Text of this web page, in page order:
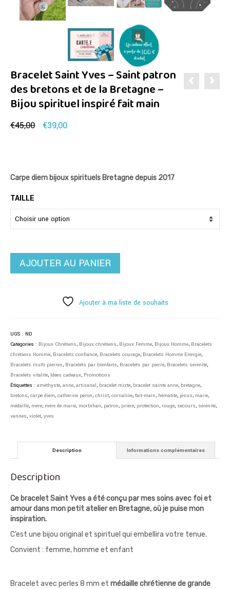
Bracelet Saint Yves – Saint patron
des bretons et de la Bretagne –
Bijou spirituel inspiré fait main
€45,00 Le
€39,00Le
Carpe diem bijoux spirituels Bretagne depuis 2017
TAILLE
AJOUTER AU PANIER
Ajouter à ma liste de souhaits
UGS : ND
Catégories : Bijoux Chrétiens, Bijoux chrétiens, Bijoux Femme, Bijoux Homme, Bracelets
chrétiens Homme, Bracelets confiance, Bracelets courage, Bracelets Homme Energie,
Bracelets multi pierres, Bracelets par bienfaits, Bracelets par pierre, Bracelets sérénité,
Bracelets vitalité, Idées cadeaux, Promotions
Étiquettes : améthyste, anne, artisanal, bracelet mixte, bracelet sainte anne, bretagne,
bretons, carpe diem, catherine péron, christ, cornaline, fait-main, hématite, jésus, marie,
médaille, mère, mère de marie, morbihan, patron, prière, protection, rouge, secours, sérénité,
vannes, violet, yves
Description Informations complémentaires
Description
Ce bracelet Saint Yves a été conçu par mes soins avec foi et
amour dans mon petit atelier en Bretagne, où je puise mon
inspiration.
C’est une bijou original et spirituel qui embellira votre tenue.
Convient : femme, homme et enfant
Bracelet avec perles 8 mm et médaille chrétienne de grande